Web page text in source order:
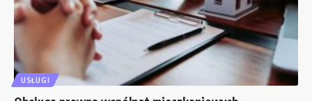
USŁUGI